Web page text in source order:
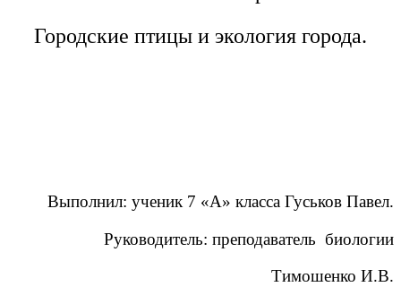
Городские птицы и экология города.
Выполнил: ученик 7 «А» класса Гуськов Павел.
Руководитель: преподаватель биологии
Тимошенко И.В.